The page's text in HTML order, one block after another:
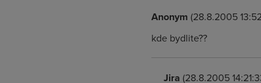
Anonym (28.8.2005
kde bydlite??
Jira (28.8.2005